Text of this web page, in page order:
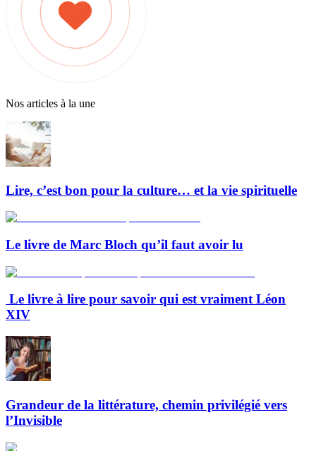
Nos articles à la une
Lire, c’est bon pour la culture… et la vie spirituelle
Le livre de Marc Bloch qu’il faut avoir lu
Le livre à lire pour savoir qui est vraiment Léon
XIV
Grandeur de la littérature, chemin privilégié vers
l’Invisible